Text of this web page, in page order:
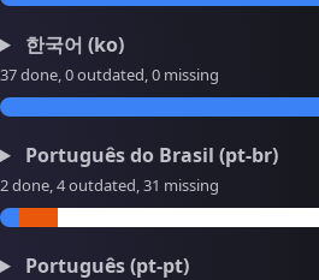
한국어 (ko)
37 done, 0 outdated, 0 missing
Português do Brasil (pt-br)
2 done, 4 outdated, 31 missing
Português (pt-pt)